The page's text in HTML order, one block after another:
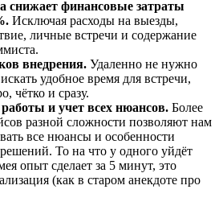
снижает финансовые затраты
Исключая расходы на выезды,
личные встречи и содержание
внедрения. Удаленно не нужно
удобное время для встречи,
чётко и сразу.
и учет всех нюансов. Более
разной сложности позволяют нам
все нюансы и особенности
То на что у одного уйдёт
опыт сделает за 5 минут, это
(как в старом анекдоте про